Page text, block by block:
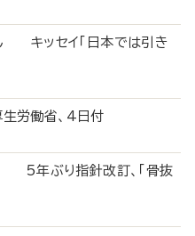
キッセイ「日本では引き
労働省、4日付
5年ぶり指針改訂、「骨抜